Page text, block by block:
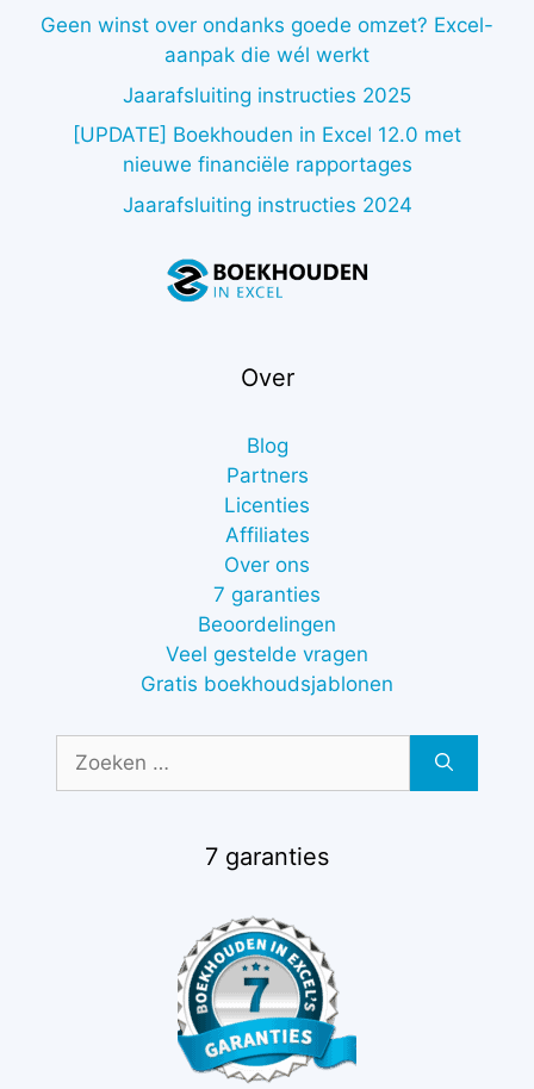
Geen winst over ondanks goede omzet? Excel-
aanpak die wél werkt
Jaarafsluiting instructies 2025
[UPDATE] Boekhouden in Excel 12.0 met
nieuwe financiële rapportages
Jaarafsluiting instructies 2024
Over
Blog
Partners
Licenties
Affiliates
Over ons
7 garanties
Beoordelingen
Veel gestelde vragen
Gratis boekhoudsjablonen
naar:
7 garanties